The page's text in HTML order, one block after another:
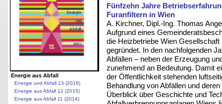
Energie aus Abfall
Energie und Abfall 13 (2016)
Energie aus Abfall 12 (2015)
Energie aus Abfall 11 (2014)
Fünfzehn Jahre
Furanfiltern in Wien
A. Kirchner, Dipl.-Ing. Thomas
Aufgrund eines
die Heizbetriebe Wien
gegründet. In den nachfolgenden
Abfällen – neben der Erzeugung
zunehmend an Bedeutung. Damit
der Öffentlichkeit stehenden
Behandlung von Abfällen und
Überblick über Geschichte und